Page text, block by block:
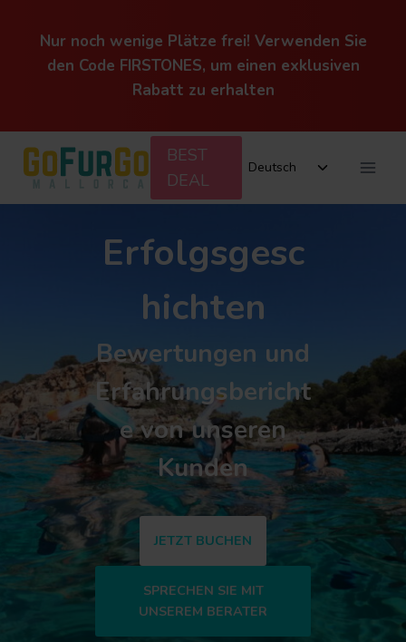
Zum
Inhalt
BEST
DEAL
Deutsch
Untermenü
Erfolgsgesc
hichten
Bewertungen und
Erfahrungsbericht
e von unseren
Kunden
JETZT BUCHEN
SPRECHEN SIE MIT
UNSEREM BERATER
Nur noch wenige Plätze frei! Verwenden Sie
den Code FIRSTONES, um einen exklusiven
Rabatt zu erhalten